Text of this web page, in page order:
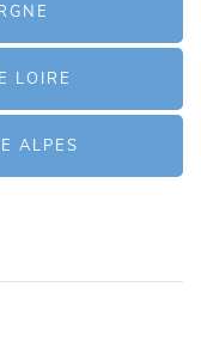
LOIRE
ALPES